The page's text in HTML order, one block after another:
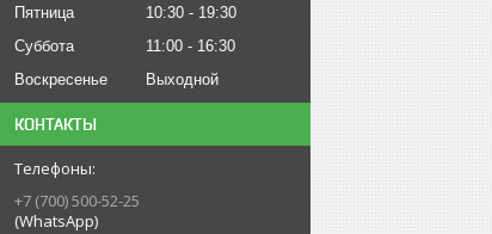
Пятница
10:30
19:30
Суббота
11:00
16:30
Воскресенье
Выходной
КОНТАКТЫ
+7 (700) 500-52-25
(WhatsApp)